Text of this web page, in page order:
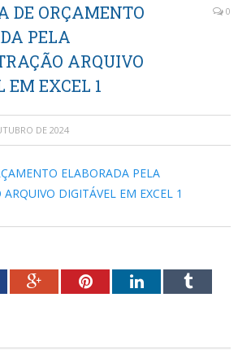
DE ORÇAMENTO
PELA
ARQUIVO
EM EXCEL 1
0
DE 2024
ELABORADA PELA
DIGITÁVEL EM EXCEL 1
Google+PinterestLinkedInTumblr